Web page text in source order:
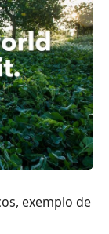
exemplo de